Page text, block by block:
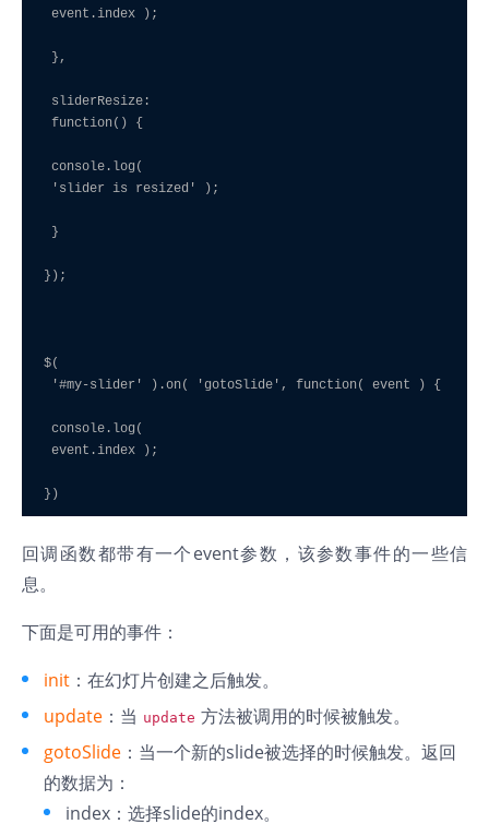
event.index );
},
sliderResize:
function() {
console.log(
'slider is resized' );
}
});
$(
'#my-slider' ).on( 'gotoSlide', function( event ) {
console.log(
event.index );
回调函数都带有一个event参数，该参数事件的一些信
息。
下面是可用的事件：
init ：在幻灯片创建之后触发。
update ：当 update 方法被调用的时候被触发。
gotoSlide ：当一个新的slide被选择的时候触发。返回
的数据为：
index：选择slide的index。